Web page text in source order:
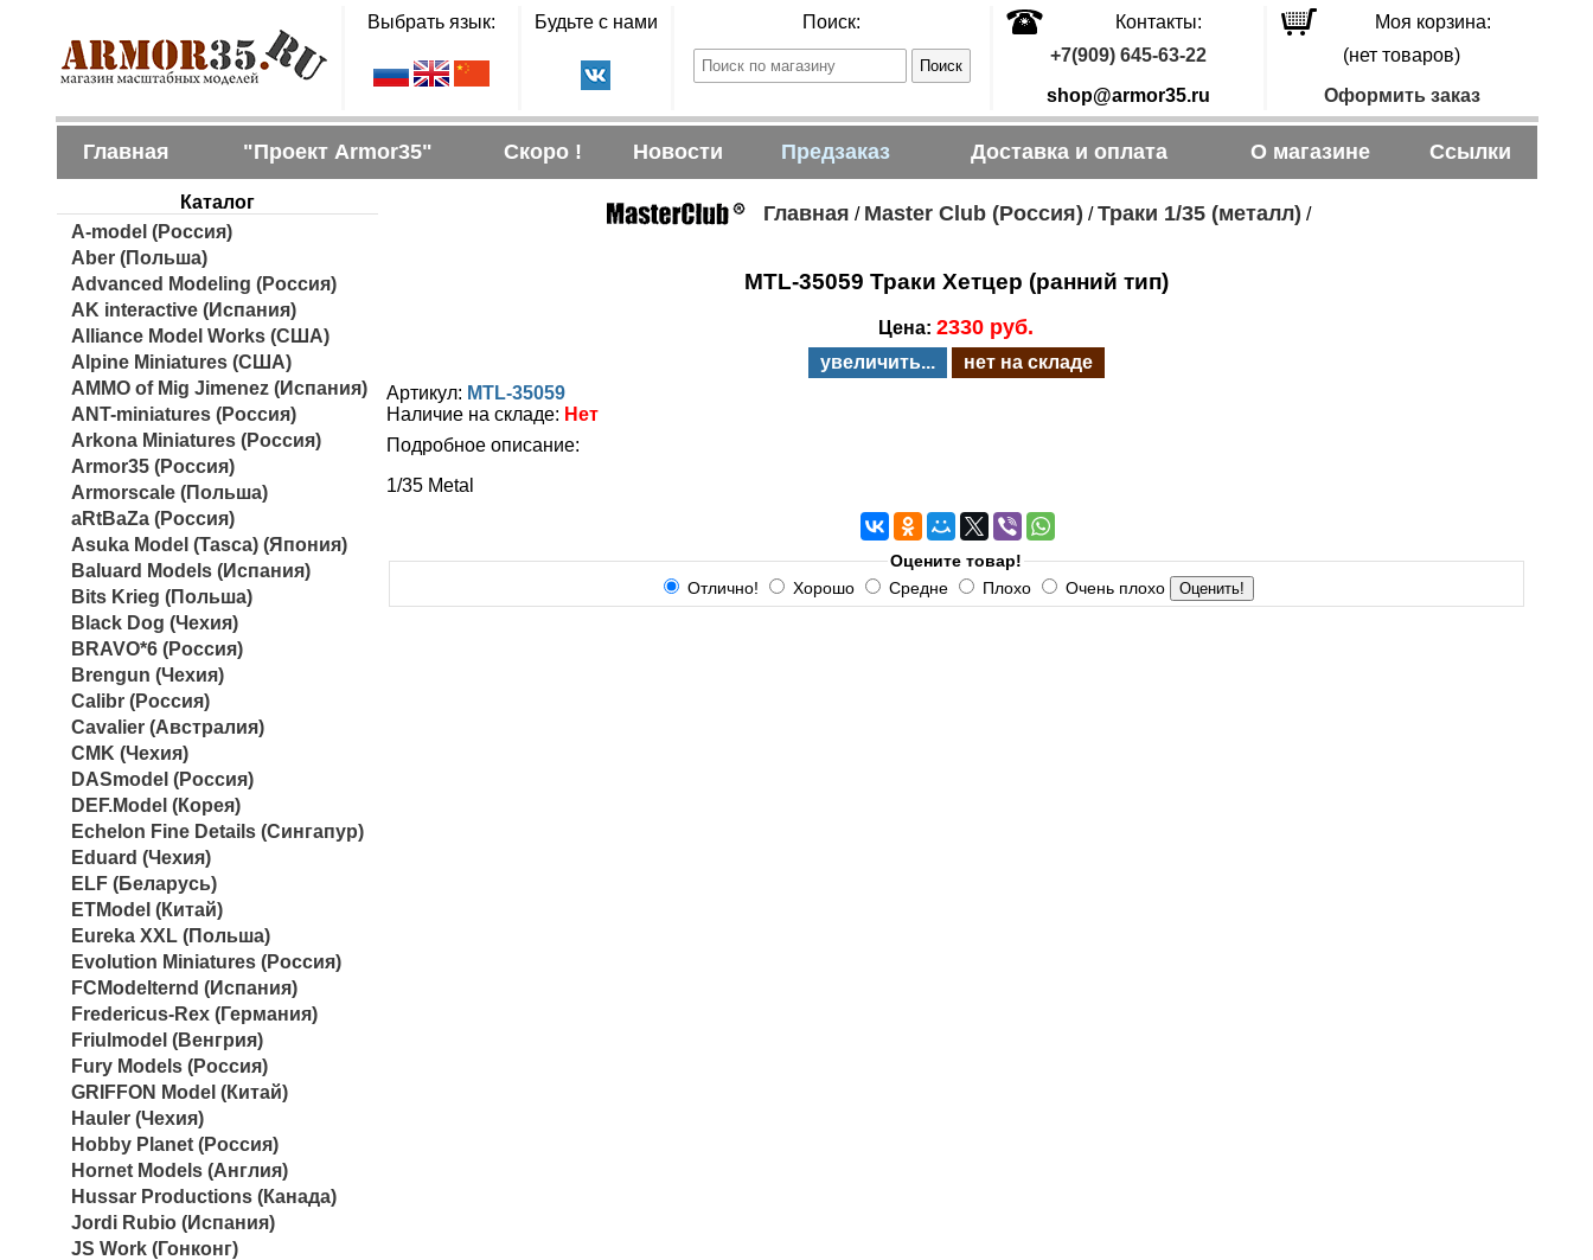
Выбрать язык: Будьте с нами Поиск: Контакты:
Моя корзина:
+7(909) 645-63-22
shop@armor35.ru
(нет товаров)
Оформить заказ
Главная "Проект Armor35" Скоро ! Новости Предзаказ Доставка и оплата О магазине Ссылки
Каталог
A-model (Россия)
Aber (Польша)
Advanced Modeling (Россия)
AK interactive (Испания)
Alliance Model Works (США)
Alpine Miniatures (США)
AMMO of Mig Jimenez (Испания)
ANT-miniatures (Россия)
Arkona Miniatures (Россия)
Armor35 (Россия)
Armorscale (Польша)
aRtBaZa (Россия)
Asuka Model (Tasca) (Япония)
Baluard Models (Испания)
Bits Krieg (Польша)
Black Dog (Чехия)
BRAVO*6 (Россия)
Brengun (Чехия)
Calibr (Россия)
Cavalier (Австралия)
CMK (Чехия)
DASmodel (Россия)
DEF.Model (Корея)
Echelon Fine Details (Сингапур)
Eduard (Чехия)
ELF (Беларусь)
ETModel (Китай)
Eureka XXL (Польша)
Evolution Miniatures (Россия)
FCModelternd (Испания)
Fredericus-Rex (Германия)
Friulmodel (Венгрия)
Fury Models (Россия)
GRIFFON Model (Китай)
Hauler (Чехия)
Hobby Planet (Россия)
Hornet Models (Англия)
Hussar Productions (Канада)
Jordi Rubio (Испания)
JS Work (Гонконг)
Главная / Master Club (Россия) /Траки 1/35 (металл) /
MTL-35059 Траки Хетцер (ранний тип)
Цена: 2330 руб.
увеличить...
нет на складе
Артикул: MTL-35059
Наличие на складе: Нет
Подробное описание:
1/35 Metal
Оцените товар!
Отлично!
Хорошо Средне Плохо Очень плохо